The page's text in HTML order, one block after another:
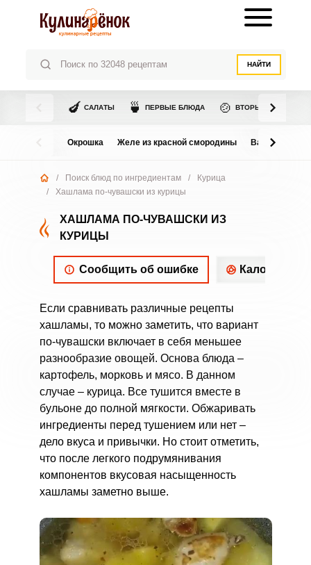
НАЙТИ
🍆 САЛАТЫ 🍵 ПЕРВЫЕ БЛЮДА 🍲 ВТОРЫЕ БЛЮДА
Окрошка Желе из красной смородины Варенье из
/ Поиск блюд по ингредиентам /
Курица
/
Хашлама по-чувашски из курицы
ХАШЛАМА ПО-ЧУВАШСКИ ИЗ
КУРИЦЫ
Сообщить об ошибке
Если сравнивать различные рецепты
хашламы, то можно заметить, что вариант
по-чувашски включает в себя меньшее
разнообразие овощей. Основа блюда –
картофель, морковь и мясо. В данном
случае – курица. Все тушится вместе в
бульоне до полной мягкости. Обжаривать
ингредиенты перед тушением или нет –
дело вкуса и привычки. Но стоит отметить,
что после легкого подрумянивания
компонентов вкусовая насыщенность
хашламы заметно выше.